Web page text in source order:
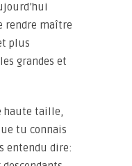
rendre maître
plus
grandes et
haute taille,
tu connais
entendu dire: